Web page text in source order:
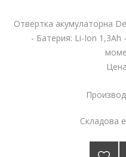
Отвертка акумулаторна
- Батерия: Li-Ion
Складова